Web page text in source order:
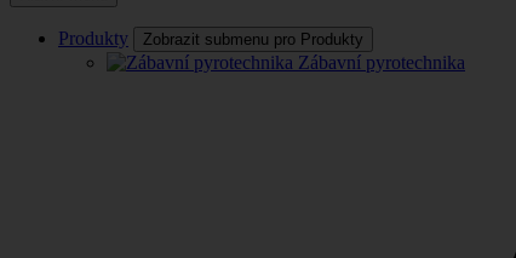
Produkty Zobrazit submenu pro Produkty
Zábavní pyrotechnika